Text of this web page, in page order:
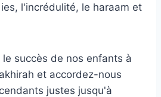
l'incrédulité, le haraam et
succès de nos enfants à
et accordez-nous
justes jusqu'à